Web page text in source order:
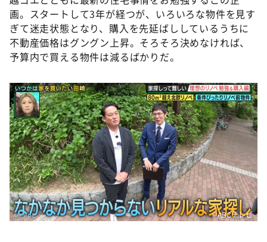
画。スタートして3年が経つが、いろいろな物件を見す
ぎて迷走状態となり、購入を先延ばししているうちに
不動産価格はグングン上昇。そろそろ決めなければ、
予算内で買える物件は減るばかりだ。
©️ABCテレビ